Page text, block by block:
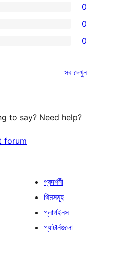
0
0
0
সবরিভিউ
দেখুন
to say? Need help?
forum
প্রদর্শনী
থিমসমূহ
প্লাগইনস
প্যাটার্নগুলো